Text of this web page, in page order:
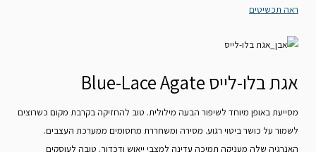
ראה תכשיטים
אגת בלו-לייס Blue-Lace Agate
מסייעת באופן מיוחד לשיפור הבעה מילולית. טוב להחזיקה בקרבת מקום כשרוצים
לשמור על כושר ביטוי רגוע. מסירה ומשחררת מחסומים ממערכת העצבים.
האנרגיה שלה מעניקה תמיכה עדינה למצבי ייאוש ודכדוך. טובה לעוסקים